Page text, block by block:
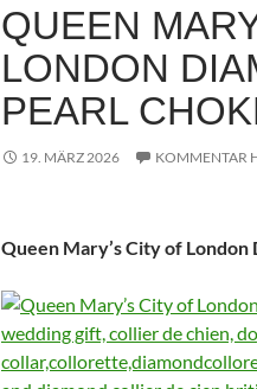
QUEEN
LONDON
PEARL
19. MÄRZ 2026 KOMMENTAR
Queen Mary’s City of